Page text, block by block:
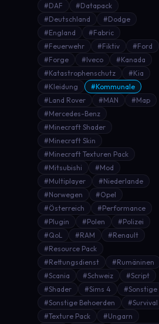
#DAF
#Datapack
#Deutschland
#Dodge
#England
#Fabric
#Feuerwehr
#Fiktiv
#Ford
#Forge
#Iveco
#Kanada
#Katastrophenschutz
#Kia
#Kleidung
#Kommunale
#Land Rover
#MAN
#Map
#Mercedes-Benz
#Minecraft Shader
#Minecraft Skin
#Minecraft Texturen Pack
#Mitsubishi
#Mod
#Multiplayer
#Niederlande
#Norwegen
#Opel
#Österreich
#Performance
#Plugin
#Polen
#Polizei
#QoL
#RAM
#Renault
#Resource Pack
#Rettungsdienst
#Rumäninen
#Scania
#Schweiz
#Script
#Shader
#Sims 4
#Sonstige
#Sonstige Behoerden
#Survival
#Texture Pack
#Ungarn